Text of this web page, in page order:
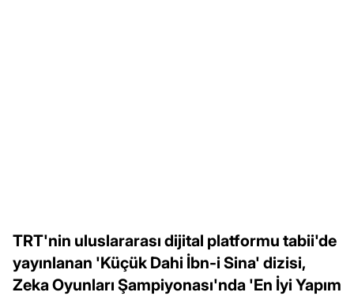
TRT'nin uluslararası dijital platformu tabii'de
yayınlanan 'Küçük Dahi İbn-i Sina' dizisi,
Zeka Oyunları Şampiyonası'nda 'En İyi Yapım